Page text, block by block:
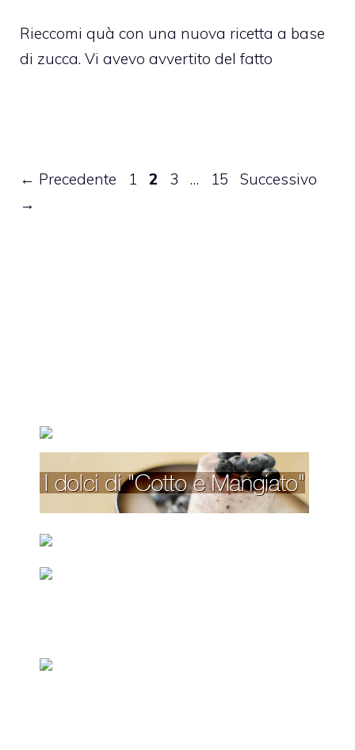
Rieccomi quà con una nuova ricetta a base
di zucca. Vi avevo avvertito del fatto
← Precedente Pagina
1 Pagina
2 Pagina
3 … Pagina
15
Successivo
→